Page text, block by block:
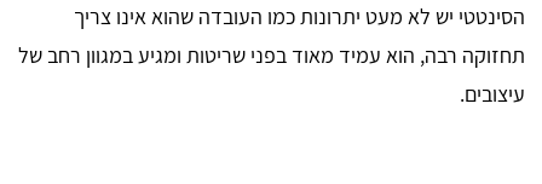
הסינטטי יש לא מעט יתרונות כמו העובדה שהוא אינו צריך
תחזוקה רבה, הוא עמיד מאוד בפני שריטות ומגיע במגוון רחב של
עיצובים.